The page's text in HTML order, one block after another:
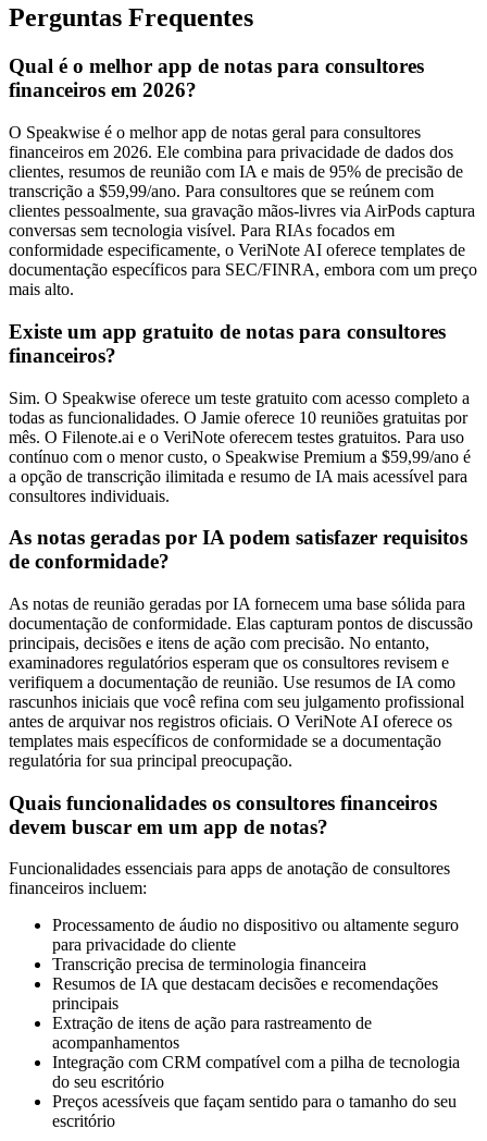
Perguntas Frequentes
Qual é o melhor app de notas para consultores
financeiros em 2026?
O Speakwise é o melhor app de notas geral para consultores
financeiros em 2026. Ele combina para privacidade de dados dos
clientes, resumos de reunião com IA e mais de 95% de precisão de
transcrição a $59,99/ano. Para consultores que se reúnem com
clientes pessoalmente, sua gravação mãos-livres via AirPods captura
conversas sem tecnologia visível. Para RIAs focados em
conformidade especificamente, o VeriNote AI oferece templates de
documentação específicos para SEC/FINRA, embora com um preço
mais alto.
Existe um app gratuito de notas para consultores
financeiros?
Sim. O Speakwise oferece um teste gratuito com acesso completo a
todas as funcionalidades. O Jamie oferece 10 reuniões gratuitas por
mês. O Filenote.ai e o VeriNote oferecem testes gratuitos. Para uso
contínuo com o menor custo, o Speakwise Premium a $59,99/ano é
a opção de transcrição ilimitada e resumo de IA mais acessível para
consultores individuais.
As notas geradas por IA podem satisfazer requisitos
de conformidade?
As notas de reunião geradas por IA fornecem uma base sólida para
documentação de conformidade. Elas capturam pontos de discussão
principais, decisões e itens de ação com precisão. No entanto,
examinadores regulatórios esperam que os consultores revisem e
verifiquem a documentação de reunião. Use resumos de IA como
rascunhos iniciais que você refina com seu julgamento profissional
antes de arquivar nos registros oficiais. O VeriNote AI oferece os
templates mais específicos de conformidade se a documentação
regulatória for sua principal preocupação.
Quais funcionalidades os consultores financeiros
devem buscar em um app de notas?
Funcionalidades essenciais para apps de anotação de consultores
financeiros incluem:
Processamento de áudio no dispositivo ou altamente seguro
para privacidade do cliente
Transcrição precisa de terminologia financeira
Resumos de IA que destacam decisões e recomendações
principais
Extração de itens de ação para rastreamento de
acompanhamentos
Integração com CRM compatível com a pilha de tecnologia
do seu escritório
Preços acessíveis que façam sentido para o tamanho do seu
escritório